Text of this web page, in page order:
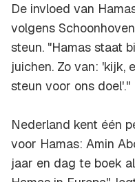
De invloed van
volgens
steun. "Hamas staat
juichen. Zo van: 'kijk,
steun voor ons doel'."
Nederland kent één
voor Hamas: Amin
jaar en dag te boek